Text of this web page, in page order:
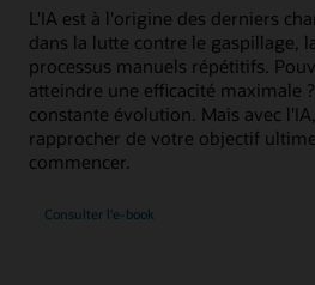
L'IA est à l'origine des derniers
dans la lutte contre le gaspillage,
processus manuels répétitifs.
atteindre une efficacité maximale
constante évolution. Mais avec
rapprocher de votre objectif
commencer.
Consulter l'e-book